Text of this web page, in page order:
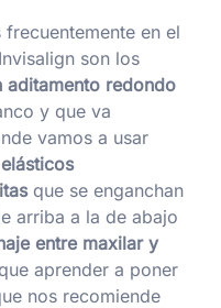
en el
son los
aditamento redondo
y que va
vamos a usar
elásticos
que se enganchan
arriba a la de abajo
entre maxilar y
aprender a poner
nos recomiende